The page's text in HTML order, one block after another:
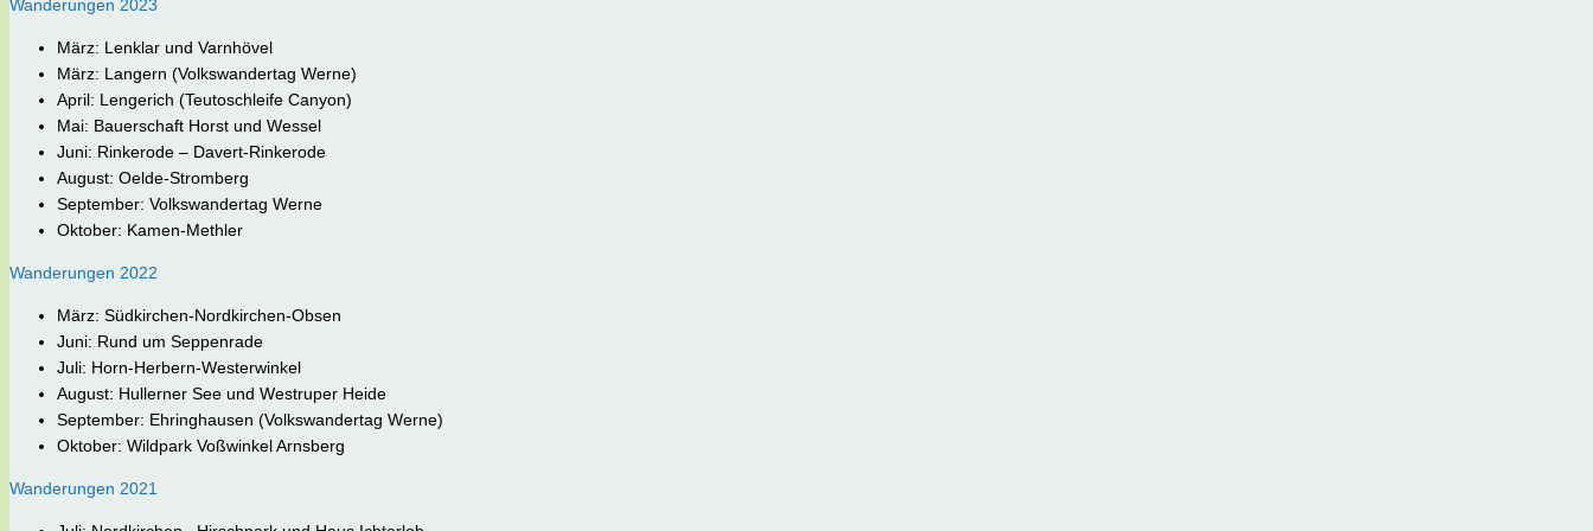
Wanderungen 2023
März: Lenklar und Varnhövel
März: Langern (Volkswandertag Werne)
April: Lengerich (Teutoschleife Canyon)
Mai: Bauerschaft Horst und Wessel
Juni: Rinkerode – Davert-Rinkerode
August: Oelde-Stromberg
September: Volkswandertag Werne
Oktober: Kamen-Methler
Wanderungen 2022
März: Südkirchen-Nordkirchen-Obsen
Juni: Rund um Seppenrade
Juli: Horn-Herbern-Westerwinkel
August: Hullerner See und Westruper Heide
September: Ehringhausen (Volkswandertag Werne)
Oktober: Wildpark Voßwinkel Arnsberg
Wanderungen 2021